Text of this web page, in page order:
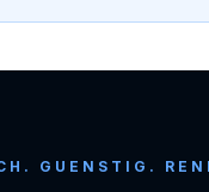
GUENSTIG.